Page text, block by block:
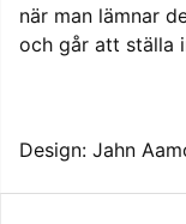
när man lämnar
och går att ställa
Design: Jahn